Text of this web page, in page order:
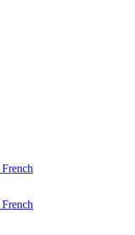
French
French